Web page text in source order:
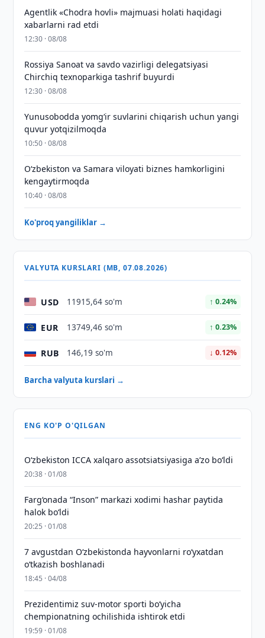
Agentlik «Chodra hovli» majmuasi holati haqidagi
xabarlarni rad etdi
12:30 · 08/08
Rossiya Sanoat va savdo vazirligi delegatsiyasi
Chirchiq texnoparkiga tashrif buyurdi
12:30 · 08/08
Yunusobodda yomg‘ir suvlarini chiqarish uchun yangi
quvur yotqizilmoqda
10:50 · 08/08
Oʻzbekiston va Samara viloyati biznes hamkorligini
kengaytirmoqda
10:40 · 08/08
Ko'proq yangiliklar →
VALYUTA KURSLARI (MB, 07.08.2026)
USD 11915,64 so'm ↑ 0.24%
EUR 13749,46 so'm ↑ 0.23%
RUB 146,19 so'm ↓ 0.12%
Barcha valyuta kurslari →
ENG KO'P O'QILGAN
O‘zbekiston ICCA xalqaro assotsiatsiyasiga aʼzo bo‘ldi
20:38 · 01/08
Farg‘onada “Inson” markazi xodimi hashar paytida
halok bo‘ldi
20:25 · 01/08
7 avgustdan O‘zbekistonda hayvonlarni ro‘yxatdan
o‘tkazish boshlanadi
18:45 · 04/08
Prezidentimiz suv-motor sporti bo‘yicha
chempionatning ochilishida ishtirok etdi
19:59 · 01/08